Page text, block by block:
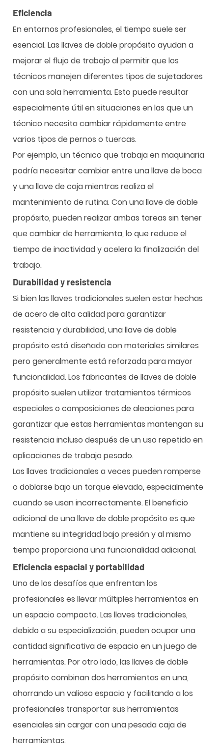
Eficiencia
En entornos profesionales, el tiempo suele ser
esencial. Las llaves de doble propósito ayudan a
mejorar el flujo de trabajo al permitir que los
técnicos manejen diferentes tipos de sujetadores
con una sola herramienta. Esto puede resultar
especialmente útil en situaciones en las que un
técnico necesita cambiar rápidamente entre
varios tipos de pernos o tuercas.
Por ejemplo, un técnico que trabaja en maquinaria
podría necesitar cambiar entre una llave de boca
y una llave de caja mientras realiza el
mantenimiento de rutina. Con una llave de doble
propósito, pueden realizar ambas tareas sin tener
que cambiar de herramienta, lo que reduce el
tiempo de inactividad y acelera la finalización del
trabajo.
Durabilidad y resistencia
Si bien las llaves tradicionales suelen estar hechas
de acero de alta calidad para garantizar
resistencia y durabilidad, una llave de doble
propósito está diseñada con materiales similares
pero generalmente está reforzada para mayor
funcionalidad. Los fabricantes de llaves de doble
propósito suelen utilizar tratamientos térmicos
especiales o composiciones de aleaciones para
garantizar que estas herramientas mantengan su
resistencia incluso después de un uso repetido en
aplicaciones de trabajo pesado.
Las llaves tradicionales a veces pueden romperse
o doblarse bajo un torque elevado, especialmente
cuando se usan incorrectamente. El beneficio
adicional de una llave de doble propósito es que
mantiene su integridad bajo presión y al mismo
tiempo proporciona una funcionalidad adicional.
Eficiencia espacial y portabilidad
Uno de los desafíos que enfrentan los
profesionales es llevar múltiples herramientas en
un espacio compacto. Las llaves tradicionales,
debido a su especialización, pueden ocupar una
cantidad significativa de espacio en un juego de
herramientas. Por otro lado, las llaves de doble
propósito combinan dos herramientas en una,
ahorrando un valioso espacio y facilitando a los
profesionales transportar sus herramientas
esenciales sin cargar con una pesada caja de
herramientas.